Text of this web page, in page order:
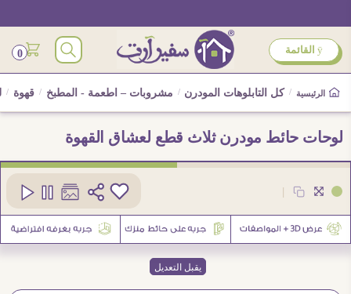
ÿ القائمة 0
الرئيسية / كل التابلوهات المودرن / مشروبات – اطعمة - المطبخ / قهوة /
لوحات حائط مودرن ثلاث قطع لعشاق القهوة
|
يقبل التعديل